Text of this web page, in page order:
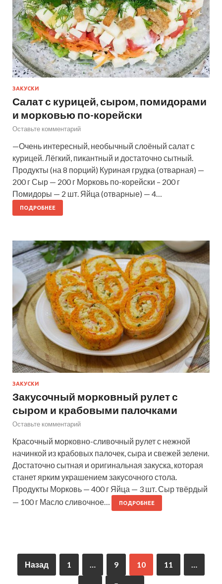
ЗАКУСКИ
Салат с курицей, сыром, помидорами
и морковью по-корейски
Оставьте комментарий
—Очень интересный, необычный слоёный салат с
курицей. Лёгкий, пикантный и достаточно сытный.
Продукты (на 8 порций) Куриная грудка (отварная) —
200 г Сыр — 200 г Морковь по-корейски – 200 г
Помидоры — 2 шт. Яйца (отварные) — 4…
ПОДРОБНЕЕ
ЗАКУСКИ
Закусочный морковный рулет с
сыром и крабовыми палочками
Оставьте комментарий
Красочный морковно-сливочный рулет с нежной
начинкой из крабовых палочек, сыра и свежей зелени.
Достаточно сытная и оригинальная закуска, которая
станет ярким украшением закусочного стола.
Продукты Морковь — 400 г Яйца — 3 шт. Сыр твёрдый
— 100 г Масло сливочное…
ПОДРОБНЕЕ
Назад 1 9 10 11